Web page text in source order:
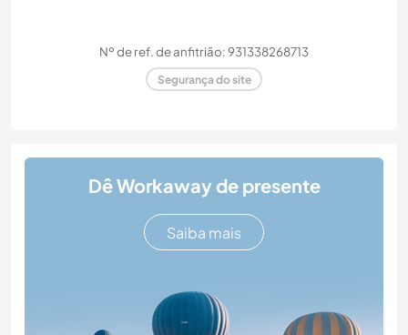
Nº de ref. de anfitrião: 931338268713
Segurança do site
Dê Workaway de presente
Saiba mais